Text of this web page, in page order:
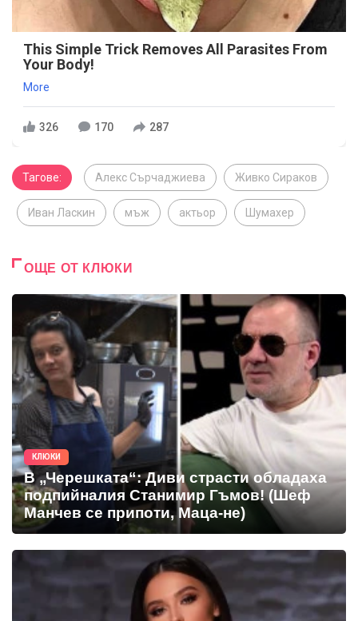
This Simple Trick Removes All Parasites From
Your Body!
More
326 170 287
Тагове: Алекс Сърчаджиева Живко Сираков
Иван Ласкин мъж актьор Шумахер
ОЩЕ ОТ КЛЮКИ
КЛЮКИ
В „Черешката“: Диви страсти обладаха
подпийналия Станимир Гъмов! (Шеф
Манчев се припоти, Маца-не)